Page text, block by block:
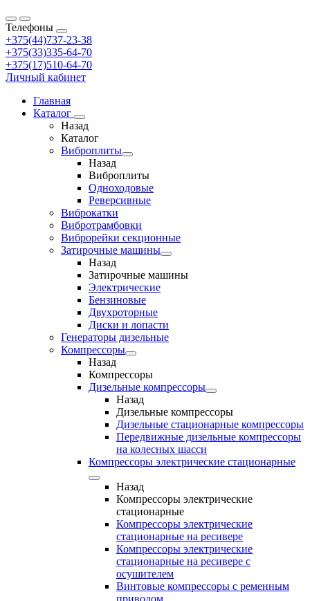
Телефоны
+375(44)737-23-38
+375(33)335-64-70
+375(17)510-64-70
Личный кабинет
Главная
Каталог
Назад
Каталог
Виброплиты
Назад
Виброплиты
Одноходовые
Реверсивные
Виброкатки
Вибротрамбовки
Виброрейки секционные
Затирочные машины
Назад
Затирочные машины
Электрические
Бензиновые
Двухроторные
Диски и лопасти
Генераторы дизельные
Компрессоры
Назад
Компрессоры
Дизельные компрессоры
Назад
Дизельные компрессоры
Дизельные стационарные компрессоры
Передвижные дизельные компрессоры
на колесных шасси
Компрессоры электрические стационарные
Назад
Компрессоры электрические
стационарные
Компрессоры электрические
стационарные на ресивере
Компрессоры электрические
стационарные на ресивере с
осушителем
Винтовые компрессоры с ременным
приводом